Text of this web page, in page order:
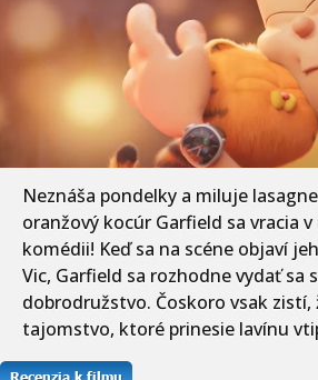
Neznáša pondelky a miluje
oranžový kocúr Garfield sa vracia
komédii! Keď sa na scéne objaví
Vic, Garfield sa rozhodne vydať sa
dobrodružstvo. Čoskoro vsak zistí,
tajomstvo, ktoré prinesie lavínu